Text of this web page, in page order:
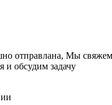
отправлана, Мы
и обсудим задачу